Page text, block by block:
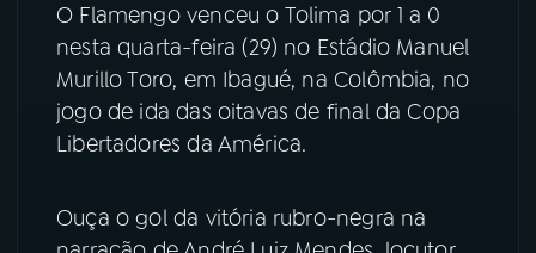
08 FESTIVAL DE MÚSICA
ACOMPANHE A RÁDIO NACIONAL
O Flamengo venceu o Tolima por 1 a 0
nesta quarta-feira (29) no Estádio Manuel
Murillo Toro, em Ibagué, na Colômbia, no
jogo de ida das oitavas de final da Copa
Libertadores da América.
Ouça o gol da vitória rubro-negra na